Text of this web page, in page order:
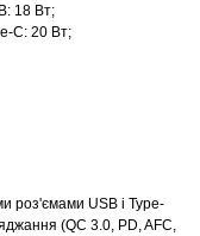
18 Вт;
C: 20 Вт;
роз'ємами USB і Type-
(QC 3.0, PD, AFC,